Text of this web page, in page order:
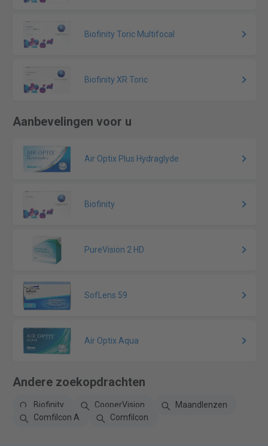
Biofinity Toric Multifocal
Biofinity XR Toric
Aanbevelingen voor u
Air Optix Plus Hydraglyde
Biofinity
PureVision 2 HD
SofLens 59
Air Optix Aqua
Andere zoekopdrachten
Biofinity CooperVision
Maandlenzen
Comfilcon A
Comfilcon